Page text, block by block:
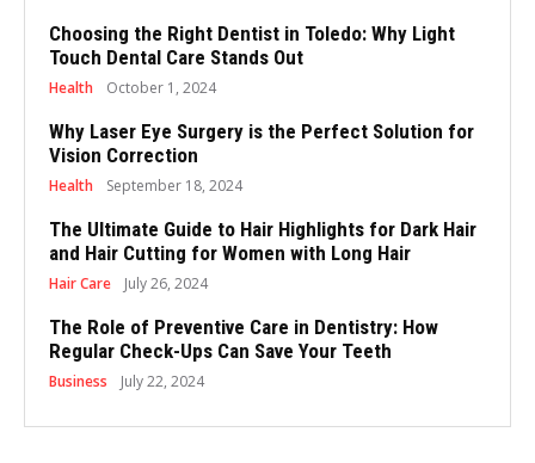
Choosing the Right Dentist in Toledo: Why Light
Touch Dental Care Stands Out
Health October 1, 2024
Why Laser Eye Surgery is the Perfect Solution for
Vision Correction
Health September 18, 2024
The Ultimate Guide to Hair Highlights for Dark Hair
and Hair Cutting for Women with Long Hair
Hair Care July 26, 2024
The Role of Preventive Care in Dentistry: How
Regular Check-Ups Can Save Your Teeth
Business July 22, 2024